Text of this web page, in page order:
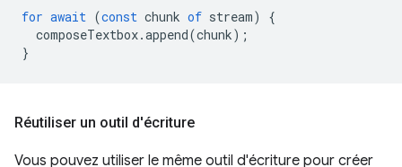
for await (const chunk of stream)
{
composeTextbox.append(chunk);
}
Réutiliser un outil d'écriture
Vous pouvez utiliser le même outil d'écriture pour créer